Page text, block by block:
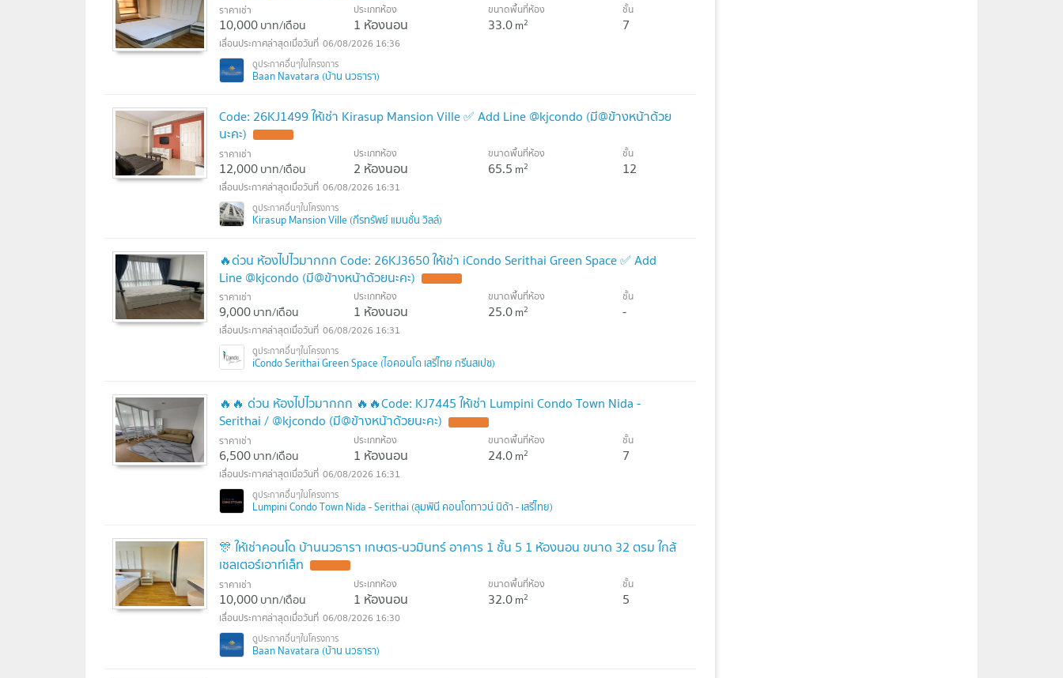
ราคาเช่า
10,000บาท/เดือน
ประเภทห้อง
1 ห้องนอน
ขนาดพื้นที่ห้อง
33.0m2
ชั้น
7
06/08/2026 16:36
Baan Navatara (บ้าน นวธารา)
Code: 26KJ1499 ให้เช่า Kirasup Mansion Ville ✅ Add Line @kjcondo (มี@ข้างหน้าด้วย
นะคะ)
ราคาเช่า
12,000บาท/เดือน
ประเภทห้อง
2 ห้องนอน
ขนาดพื้นที่ห้อง
65.5 m2
ชั้น
12
06/08/2026 16:31
Kirasup Mansion Ville (กีรทรัพย์ แมนชั่น วิลล์)
🔥ด่วน ห้องไปไวมากกก Code: 26KJ3650 ให้เช่า iCondo Serithai Green Space ✅ Add
Line @kjcondo (มี@ข้างหน้าด้วยนะคะ)
ราคาเช่า
9,000บาท/เดือน
ประเภทห้อง
1 ห้องนอน
ขนาดพื้นที่ห้อง
25.0m2
ชั้น
-
06/08/2026 16:31
iCondo Serithai Green Space (ไอคอนโด เสรีไทย กรีนสเปซ)
🔥🔥 ด่วน ห้องไปไวมากกก 🔥🔥Code: KJ7445 ให้เช่า Lumpini Condo Town Nida -
Serithai / @kjcondo (มี@ข้างหน้าด้วยนะคะ)
ราคาเช่า
6,500บาท/เดือน
ประเภทห้อง
1 ห้องนอน
ขนาดพื้นที่ห้อง
24.0m2
ชั้น
7
06/08/2026 16:31
Lumpini Condo Town Nida - Serithai (ลุมพินี คอนโดทาวน์ นิด้า - เสรีไทย)
🎊 ให้เช่าคอนโด บ้านนวธารา เกษตร-นวมินทร์ อาคาร 1 ชั้น 5 1 ห้องนอน ขนาด 32 ตรม ใกล้
เชลเตอร์เอาท์เล็ท
ราคาเช่า
10,000บาท/เดือน
ประเภทห้อง
1 ห้องนอน
ขนาดพื้นที่ห้อง
32.0m2
ชั้น
5
06/08/2026 16:30
Baan Navatara (บ้าน นวธารา)